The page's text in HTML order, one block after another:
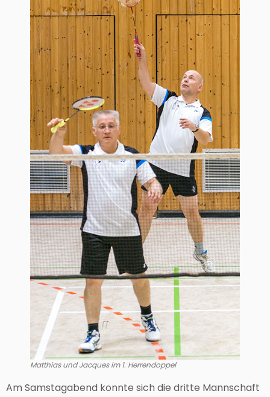
Matthias und Jacques im 1. Herrendoppel
Am Samstagabend konnte sich die dritte Mannschaft